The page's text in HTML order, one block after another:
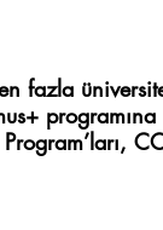
fazla